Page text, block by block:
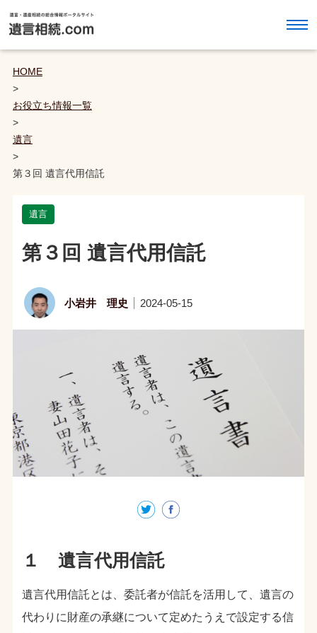
HOME
>
お役立ち情報一覧
>
遺言
>
第３回 遺言代用信託
遺言
第３回 遺言代用信託
小岩井 理史 2024-05-15
１ 遺言代用信託
遺言代用信託とは、委託者が信託を活用して、遺言の
代わりに財産の承継について定めたうえで設定する信